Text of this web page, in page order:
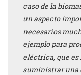
caso de la
un aspecto
necesarios
ejemplo para
eléctrica, que
suministrar una